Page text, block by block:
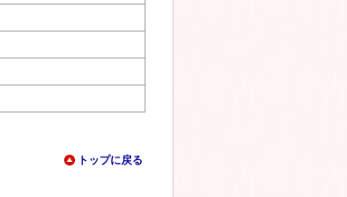
トップに戻る